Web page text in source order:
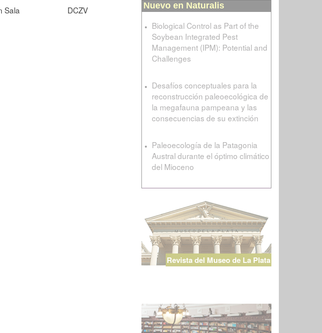
Sala DCZV Nuevo en Naturalis
Biological Control as Part of the
Soybean Integrated Pest
Management (IPM): Potential and
Challenges
Desafíos conceptuales para la
reconstrucción paleoecológica de
la megafauna pampeana y las
consecuencias de su extinción
Paleoecología de la Patagonia
Austral durante el óptimo climático
del Mioceno
Revista del Museo de La Plata